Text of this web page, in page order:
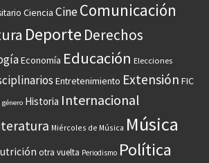
Ciencia CineComunicación
Deporte Derechos
Economía Educación Elecciones
Entretenimiento Extensión FIC
género Historia Internacional
Miércoles de Música Música
otra vuelta Periodismo Política